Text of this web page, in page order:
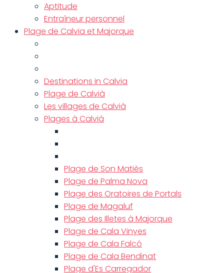
Aptitude
Entraîneur personnel
Plage de Calvia et Majorque
Destinations in Calvia
Plage de Calvià
Les villages de Calvià
Plages à Calviá
Plage de Son Matiès
Plage de Palma Nova
Plage des Oratoires de Portals
Plage de Magaluf
Plage des Illetes à Majorque
Plage de Cala Vinyes
Plage de Cala Falcó
Plage de Cala Bendinat
Plage d'Es Carregador